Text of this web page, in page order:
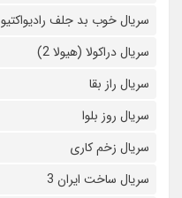
سریال خوب بد جلف رادیواکتیو
سریال دراکولا (هیولا 2)
سریال راز بقا
سریال روز بلوا
سریال زخم کاری
سریال ساخت ایران 3